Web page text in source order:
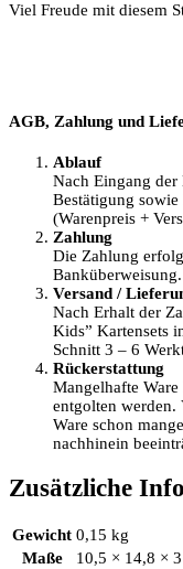
Viel Freude mit diesem
AGB, Zahlung und
Ablauf
Nach Eingang der
Bestätigung sowie
(Warenpreis +
Zahlung
Die Zahlung
Banküberweisung.
Versand /
Nach Erhalt der
Kids” Kartensets
Schnitt 3 – 6
Rückerstattung
Mangelhafte
entgolten werden.
Ware schon
nachhinein
Zusätzliche
Gewicht 0,15 kg
Maße
10,5 × 14,8 ×